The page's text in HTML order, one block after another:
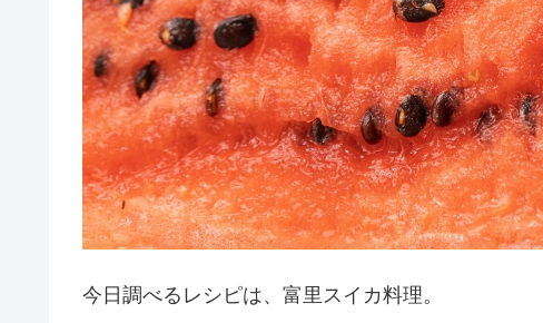
今日調べるレシピは、富里スイカ料理。